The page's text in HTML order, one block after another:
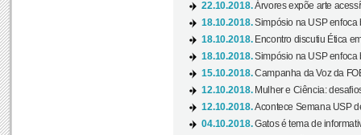
22.10.2018.Árvores expõe arte
18.10.2018.Simpósio na USP enfoca
18.10.2018. Encontro discutiu Ética
18.10.2018.Simpósio na USP enfoca
15.10.2018.Campanha da Voz da
12.10.2018. Mulher e Ciência:
12.10.2018.Acontece Semana USP
04.10.2018.Gatos é tema de